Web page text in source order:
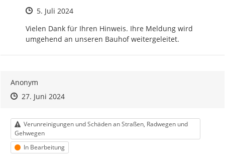
Zeitpunkt des Erstellens
5. Juli 2024
Vielen Dank für Ihren Hinweis. Ihre Meldung wird
umgehend an unseren Bauhof weitergeleitet.
Anonym
Zeitpunkt des Erstellens
Zeitpunkt des Erstellens
27. Juni 2024Zur Äußerung
Kategorie
Verunreinigungen und Schäden an Straßen, Radwegen und
Gehwegen
Status
In Bearbeitung